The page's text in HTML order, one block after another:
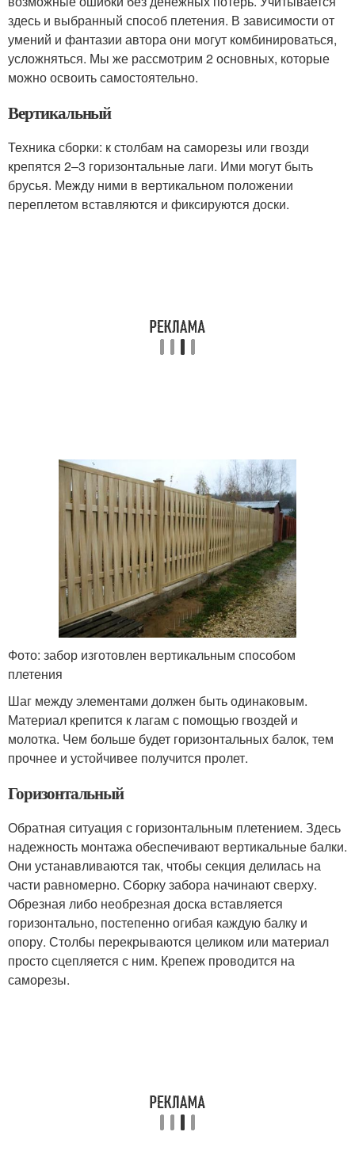
здесь и выбранный способ плетения. В зависимости от
умений и фантазии автора они могут комбинироваться,
усложняться. Мы же рассмотрим 2 основных, которые
можно освоить самостоятельно.
Вертикальный
Техника сборки: к столбам на саморезы или гвозди
крепятся 2‒3 горизонтальные лаги. Ими могут быть
брусья. Между ними в вертикальном положении
переплетом вставляются и фиксируются доски.
Фото: забор изготовлен вертикальным способом
плетения
Шаг между элементами должен быть одинаковым.
Материал крепится к лагам с помощью гвоздей и
молотка. Чем больше будет горизонтальных балок, тем
прочнее и устойчивее получится пролет.
Горизонтальный
Обратная ситуация с горизонтальным плетением. Здесь
надежность монтажа обеспечивают вертикальные балки.
Они устанавливаются так, чтобы секция делилась на
части равномерно. Сборку забора начинают сверху.
Обрезная либо необрезная доска вставляется
горизонтально, постепенно огибая каждую балку и
опору. Столбы перекрываются целиком или материал
просто сцепляется с ним. Крепеж проводится на
саморезы.